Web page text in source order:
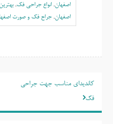
اصفهان, انواع جراحی فک,
اصفهان, جراح فک و صورت
راهبری
نوشته
کاندیدای مناسب جهت جراحی
فک